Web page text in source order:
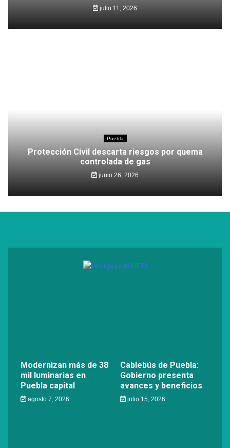
julio 11, 2026
Puebla
Protección Civil descarta riesgos por quema
controlada de gas
junio 26, 2026
Modernizan más de 38
mil luminarias en
Puebla capital
agosto 7, 2026
Cablebús de Puebla:
Gobierno presenta
avances y beneficios
julio 15, 2026